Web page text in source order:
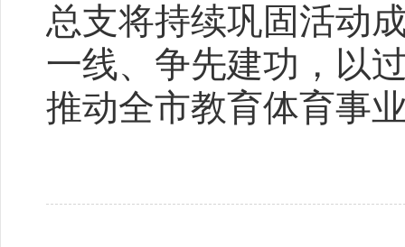
总支将持续巩固活动
一线、争先建功，以
推动全市教育体育事